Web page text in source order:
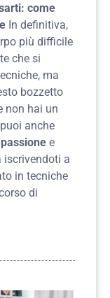
come
In definitiva,
più difficile
che si
ma
bozzetto
non hai un
anche
e
iscrivendoti a
in tecniche
di